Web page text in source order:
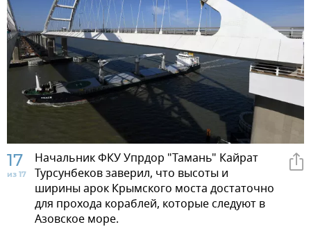
17
из 17
Начальник ФКУ Упрдор "Тамань" Кайрат
Турсунбеков заверил, что высоты и
ширины арок Крымского моста достаточно
для прохода кораблей, которые следуют в
Азовское море.